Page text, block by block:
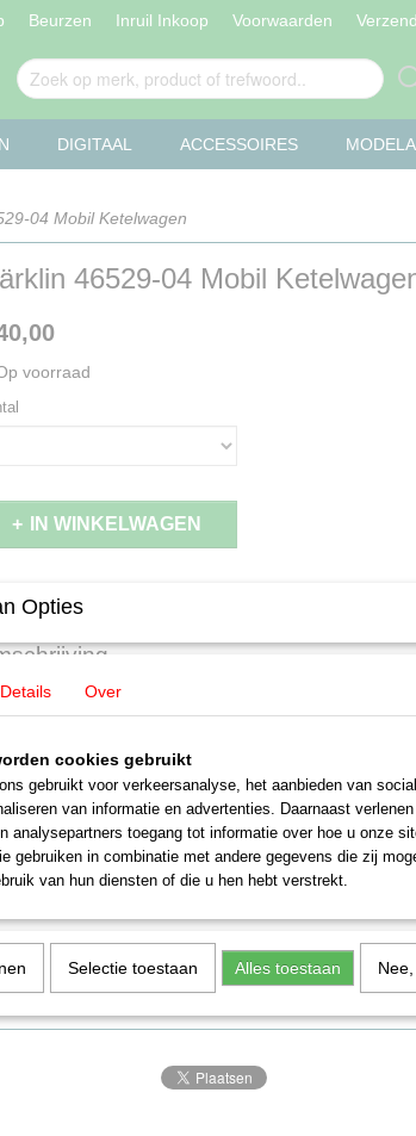
Beurzen Inruil Inkoop Voorwaarden
DIGITAAL ACCESSOIRES
04 Mobil Ketelwagen
46529-04 Mobil
voorraad
IN WINKELWAGEN
code
4001883975498
leverancier
Gebruikt
46529 -04 Mobil
DB 596 637
ketelwagen, ondergebracht bij de Deutsche
metalen draaistellen en met remmersbordes.
Tanklager und Transportmittel GmbH), Hamburg en
Speciale stille draaistellen. Gemonteerde ladders en
cm.
Opties
Details Over
cookies gebruikt
gebruikt voor verkeersanalyse, het aanbieden van
van informatie en advertenties. Daarnaast
analysepartners toegang tot informatie over hoe u onze
gebruiken in combinatie met andere gegevens die zij
van hun diensten of die u hen hebt verstrekt.
Selectie toestaan Alles toestaan